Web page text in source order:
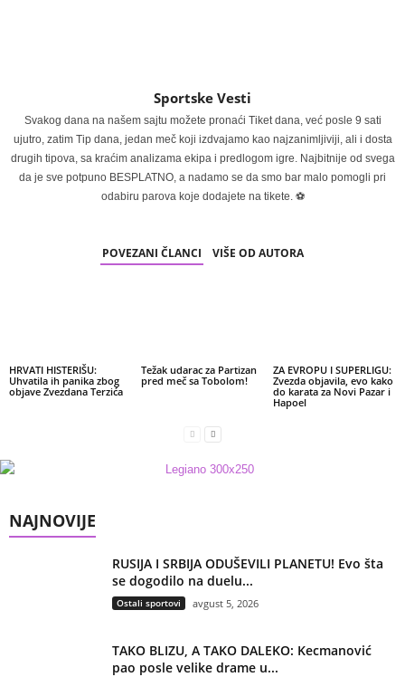
Sportske Vesti
Svakog dana na našem sajtu možete pronaći Tiket dana, već posle 9 sati
ujutro, zatim Tip dana, jedan meč koji izdvajamo kao najzanimljiviji, ali i dosta
drugih tipova, sa kraćim analizama ekipa i predlogom igre. Najbitnije od svega
da je sve potpuno BESPLATNO, a nadamo se da smo bar malo pomogli pri
odabiru parova koje dodajete na tikete. ⚽
POVEZANI ČLANCI VIŠE OD AUTORA
HRVATI HISTERIŠU:
Uhvatila ih panika zbog
objave Zvezdana Terzića
Težak udarac za Partizan
pred meč sa Tobolom!
ZA EVROPU I SUPERLIGU:
Zvezda objavila, evo kako
do karata za Novi Pazar i
Hapoel
NAJNOVIJE
RUSIJA I SRBIJA ODUŠEVILI PLANETU! Evo šta
se dogodilo na duelu...
Ostali sportovi avgust 5, 2026
TAKO BLIZU, A TAKO DALEKO: Kecmanović
pao posle velike drame u...